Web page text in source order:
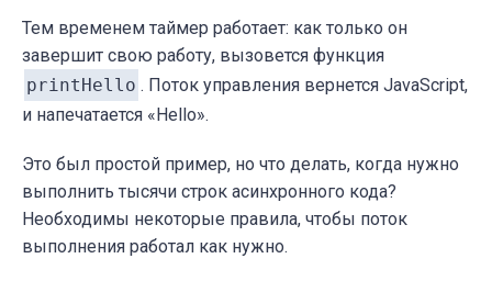
Тем временем таймер работает: как только он
завершит свою работу, вызовется функция
printHello . Поток управления вернется JavaScript,
и напечатается «Hello».
Это был простой пример, но что делать, когда нужно
выполнить тысячи строк асинхронного кода?
Необходимы некоторые правила, чтобы поток
выполнения работал как нужно.